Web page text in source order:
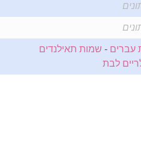
עברים-שמות תאילנדים
לבת